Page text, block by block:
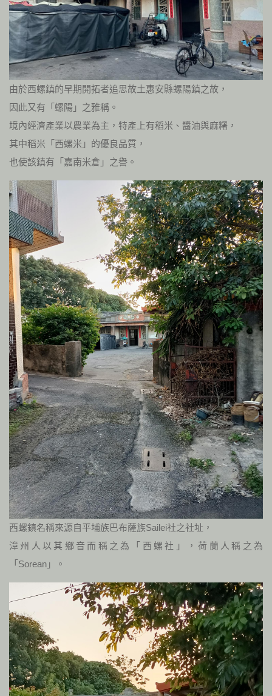
由於西螺鎮的早期開拓者追思故土惠安縣螺陽鎮之故，
因此又有「螺陽」之雅稱。
境內經濟產業以農業為主，特產上有稻米、醬油與麻糬，
其中稻米「西螺米」的優良品質，
也使該鎮有「嘉南米倉」之譽。
西螺鎮名稱來源自平埔族巴布薩族Sailei社之社址，
漳州人以其鄉音而稱之為「西螺社」，荷蘭人稱之為
「Sorean」。